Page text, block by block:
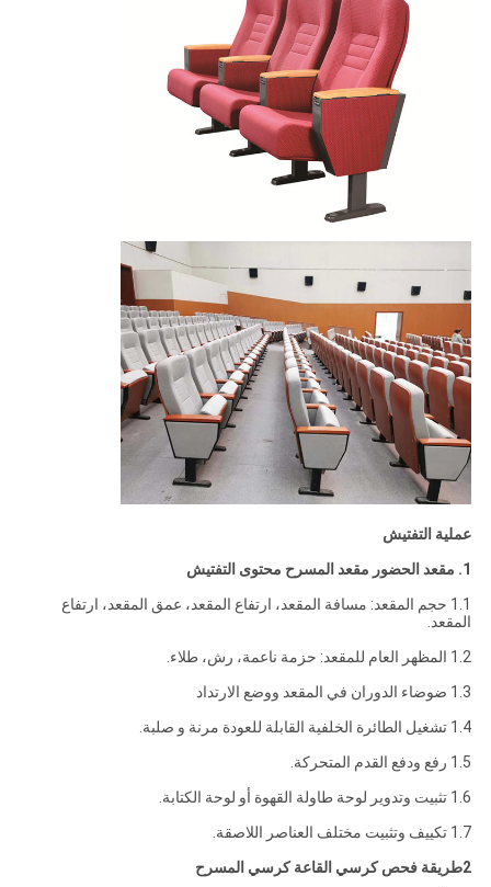
عملية التفتيش
1. مقعد الحضور مقعد المسرح محتوى التفتيش
1.1 حجم المقعد: مسافة المقعد، ارتفاع المقعد، عمق المقعد، ارتفاع
المقعد.
1.2 المظهر العام للمقعد: حزمة ناعمة، رش، طلاء.
1.3 ضوضاء الدوران في المقعد ووضع الارتداد
1.4 تشغيل الطائرة الخلفية القابلة للعودة مرنة و صلبة.
1.5 رفع ودفع القدم المتحركة.
1.6 تثبيت وتدوير لوحة طاولة القهوة أو لوحة الكتابة.
1.7 تكييف وتثبيت مختلف العناصر اللاصقة.
2طريقة فحص كرسي القاعة كرسي المسرح